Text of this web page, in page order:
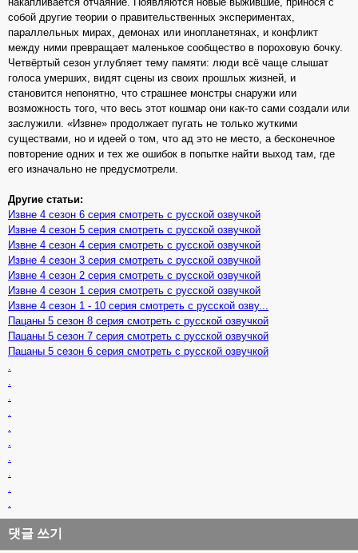
собой другие теории о правительственных экспериментах,
параллельных мирах, демонах или инопланетянах, и конфликт
между ними превращает маленькое сообщество в пороховую бочку.
Четвёртый сезон углубляет тему памяти: люди всё чаще слышат
голоса умерших, видят сцены из своих прошлых жизней, и
становится непонятно, что страшнее монстры снаружи или
возможность того, что весь этот кошмар они как‑то сами создали или
заслужили. «Извне» продолжает пугать не только жуткими
существами, но и идеей о том, что ад это не место, а бесконечное
повторение одних и тех же ошибок в попытке найти выход там, где
его изначально не предусмотрели.
Другие статьи:
Извне 4 сезон 6 серия смотреть с русской озвучкой
Извне 4 сезон 5 серия смотреть с русской озвучкой
Извне 4 сезон 4 серия смотреть с русской озвучкой
Извне 4 сезон 3 серия смотреть с русской озвучкой
Извне 4 сезон 2 серия смотреть с русской озвучкой
Извне 4 сезон 1 серия смотреть с русской озвучкой
Извне 4 сезон 1 - 10 серия смотреть с русской озву...
Пацаны 5 сезон 8 серия смотреть с русской озвучкой
Пацаны 5 сезон 7 серия смотреть с русской озвучкой
Пацаны 5 сезон 6 серия смотреть с русской озвучкой
.
.
.
.
.
.
.
.
.
.
댓글 쓰기